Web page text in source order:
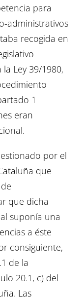
para
administrativos
recogida en
Ley 39/1980,
1
eran
por el
que
que dicha
suponía una
a éste
consiguiente,
de la
20.1, c) del
Las